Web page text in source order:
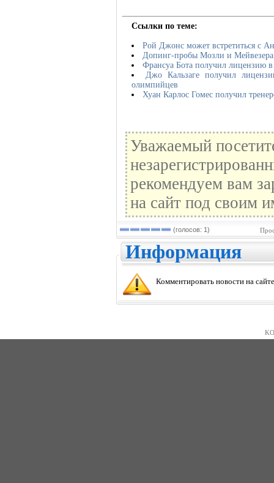
Ссылки по теме:
Рой Джонс может встретиться с
Допинг-пробы Мозли и Мейвезера
Франсуа Бота получил лицензию в
Джо Кальзаге получил
олимпийцев
Хуан Карлос Гомес получил
Уважаемый
рекомендуем вам
на сайт под своим
(голосов: 1)
Информация
Комментировать новости на